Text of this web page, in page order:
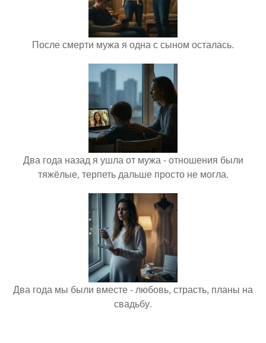
После смерти мужа я одна с сыном осталась.
Два года назад я ушла от мужа - отношения были
тяжёлые, терпеть дальше просто не могла.
Два года мы были вместе - любовь, страсть, планы на
свадьбу.